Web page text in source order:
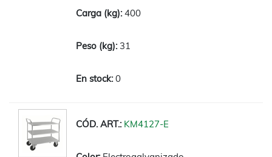
400
31
0
KM4127-E